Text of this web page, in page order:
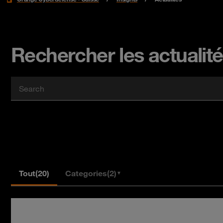
Rechercher les
Tout(20) Categories(2) ▼